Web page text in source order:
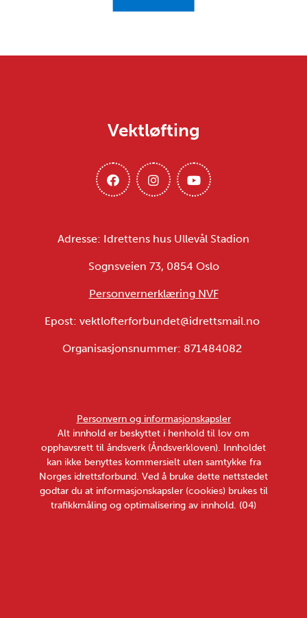
Vektløfting
Adresse: Idrettens hus Ullevål Stadion
Sognsveien 73, 0854 Oslo
Personvernerklæring NVF
Epost: vektlofterforbundet@idrettsmail.no
Organisasjonsnummer: 871484082
Personvern og informasjonskapsler
Alt innhold er beskyttet i henhold til lov om
opphavsrett til åndsverk (Åndsverkloven). Innholdet
kan ikke benyttes kommersielt uten samtykke fra
Norges idrettsforbund. Ved å bruke dette nettstedet
godtar du at informasjonskapsler (cookies) brukes til
trafikkmåling og optimalisering av innhold. (04)